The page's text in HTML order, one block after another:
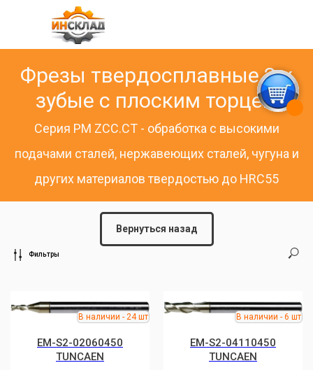
Фрезы твердосплавные 2-х
зубые с плоским торцем
Серия PM ZCC.CT - обработка с высокими
подачами сталей, нержавеющих сталей, чугуна и
других материалов твердостью до HRC55
Вернуться назад
Фильтры
EM-S2-02060450
TUNCAEN
EM-S2-04110450
TUNCAEN